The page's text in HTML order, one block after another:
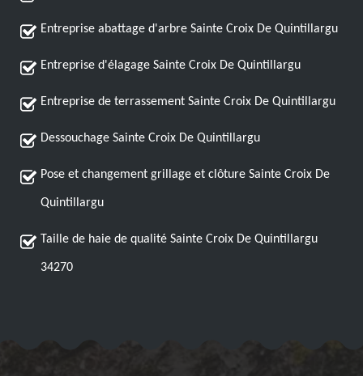
Entreprise abattage d'arbre Sainte Croix De Quintillargu
Entreprise d'élagage Sainte Croix De Quintillargu
Entreprise de terrassement Sainte Croix De Quintillargu
Dessouchage Sainte Croix De Quintillargu
Pose et changement grillage et clôture Sainte Croix De
Quintillargu
Taille de haie de qualité Sainte Croix De Quintillargu
34270